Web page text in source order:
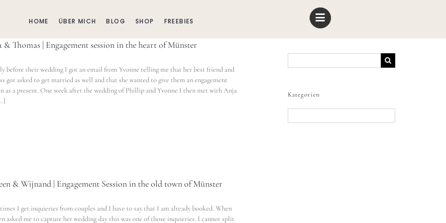
HOME ÜBER MICH BLOG SHOP FREEBIES
& Thomas | Engagement session in the heart of Münster
before their wedding I got an email from Yvonne telling me that her best friend and
got asked to get married as well and that she wanted to give them an engagement
as a present. One week after the wedding of Phillip and Yvonne I then met with Anja
& Wijnand | Engagement Session in the old town of Münster
I get inquieries from couples and I have to say that I am already booked. When
asked me to capture her wedding day this was one of those inquieries. I cannot split
nach:
Kategorien